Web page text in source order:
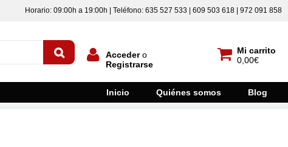
Horario: 09:00h a 19:00h | Teléfono: 635 527 533 | 609 503 618 | 972 091 858
Mi carrito
0,00€
Accedero
Registrarse
Inicio Quiénes somos Blog